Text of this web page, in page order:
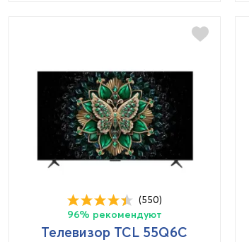
(550)
96% рекомендуют
Телевизор TCL 55Q6C